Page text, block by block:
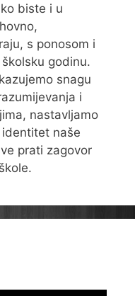
biste i u
s ponosom i
godinu.
snagu
i
nastavljamo
naše
prati zagovor